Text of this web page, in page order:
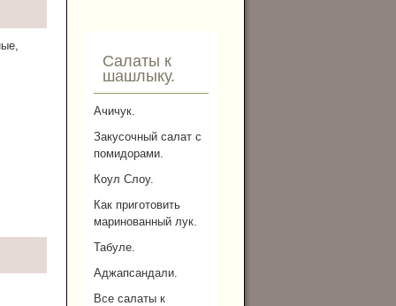
Салаты к
шашлыку.
Ачичук.
Закусочный салат с
помидорами.
Коул Слоу.
Как приготовить
маринованный лук.
Табуле.
Аджапсандали.
Все салаты к